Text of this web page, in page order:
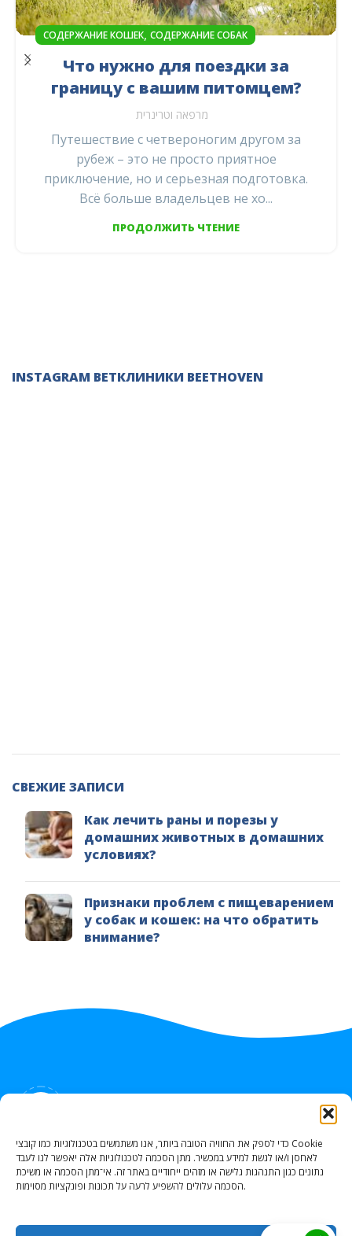
כדי לספק את החוויה הטובה ביותר, אנו משתמשים בטכנולוגיות כמו קובצי Cookie
לאחסן ו/או לגשת למידע במכשיר. מתן הסכמה לטכנולוגיות אלה יאפשר לנו לעבד
נתונים כגון התנהגות גלישה או מזהים ייחודיים באתר זה. אי־מתן הסכמה או משיכת
הסכמה עלולים להשפיע לרעה על תכונות ופונקציות מסוימות.
СОДЕРЖАНИЕ КОШЕК, СОДЕРЖАНИЕ СОБАК
Что нужно для поездки за
границу с вашим питомцем?
מרפאה וטרינרית
Путешествие с четвероногим другом за
рубеж – это не просто приятное
приключение, но и серьезная подготовка.
Всё больше владельцев не хо...
ПРОДОЛЖИТЬ ЧТЕНИЕ
INSTAGRAM ВЕТКЛИНИКИ BEETHOVEN
СВЕЖИЕ ЗАПИСИ
Как лечить раны и порезы у
домашних животных в домашних
условиях?
Признаки проблем с пищеварением
у собак и кошек: на что обратить
внимание?
КАК НАС НАЙТИ
Portzei Kele Acro 6, Nahariya